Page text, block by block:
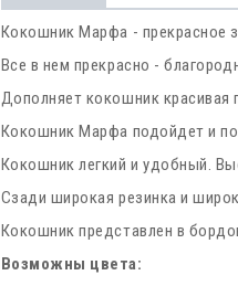
Кокошник Марфа - прекрасное
Все в нем прекрасно -
Дополняет кокошник красивая
Кокошник Марфа подойдет и
Кокошник легкий и удобный.
Сзади широкая резинка и
Кокошник представлен в
Возможны цвета: